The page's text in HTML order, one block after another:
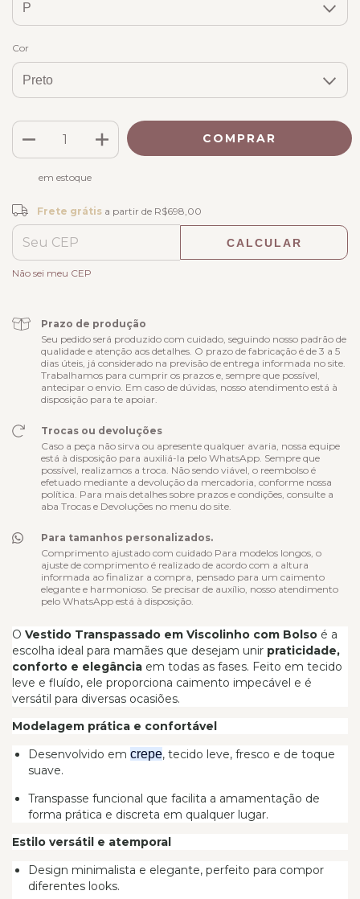
Cor
em estoque
Frete grátis R$698,00
Entregas para o CEP: ALTERAR CEP
Frete grátisa partir de R$698,00
CALCULAR
Não sei meu CEP
Prazo de produção
Seu pedido será produzido com cuidado, seguindo nosso padrão de
qualidade e atenção aos detalhes. O prazo de fabricação é de 3 a 5
dias úteis, já considerado na previsão de entrega informada no site.
Trabalhamos para cumprir os prazos e, sempre que possível,
antecipar o envio. Em caso de dúvidas, nosso atendimento está à
disposição para te apoiar.
Trocas ou devoluções
Caso a peça não sirva ou apresente qualquer avaria, nossa equipe
está à disposição para auxiliá-la pelo WhatsApp. Sempre que
possível, realizamos a troca. Não sendo viável, o reembolso é
efetuado mediante a devolução da mercadoria, conforme nossa
política. Para mais detalhes sobre prazos e condições, consulte a
aba Trocas e Devoluções no menu do site.
Para tamanhos personalizados.
Comprimento ajustado com cuidado Para modelos longos, o
ajuste de comprimento é realizado de acordo com a altura
informada ao finalizar a compra, pensado para um caimento
elegante e harmonioso. Se precisar de auxílio, nosso atendimento
pelo WhatsApp está à disposição.
O Vestido Transpassado em Viscolinho com Bolso é a
escolha ideal para mamães que desejam unir praticidade,
conforto e elegância em todas as fases. Feito em tecido
leve e fluído, ele proporciona caimento impecável e é
versátil para diversas ocasiões.
Modelagem prática e confortável
Desenvolvido em crepe, tecido leve, fresco e de toque
suave.
Transpasse funcional que facilita a amamentação de
forma prática e discreta em qualquer lugar.
Estilo versátil e atemporal
Design minimalista e elegante, perfeito para compor
diferentes looks.